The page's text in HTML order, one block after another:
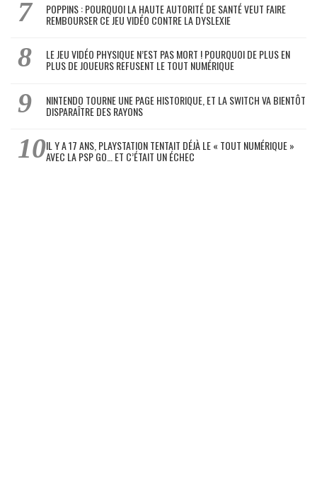
POPPINS : POURQUOI LA HAUTE AUTORITÉ DE SANTÉ VEUT FAIRE
REMBOURSER CE JEU VIDÉO CONTRE LA DYSLEXIE
LE JEU VIDÉO PHYSIQUE N’EST PAS MORT ! POURQUOI DE PLUS EN
PLUS DE JOUEURS REFUSENT LE TOUT NUMÉRIQUE
NINTENDO TOURNE UNE PAGE HISTORIQUE, ET LA SWITCH VA BIENTÔT
DISPARAÎTRE DES RAYONS
IL Y A 17 ANS, PLAYSTATION TENTAIT DÉJÀ LE « TOUT NUMÉRIQUE »
AVEC LA PSP GO… ET C’ÉTAIT UN ÉCHEC